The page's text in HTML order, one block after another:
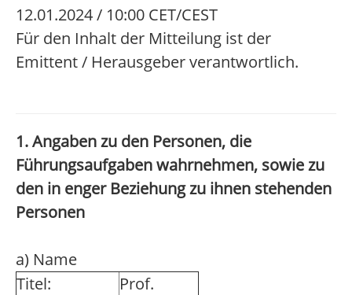
12.01.2024 / 10:00 CET/CEST
Für den Inhalt der Mitteilung ist der
Emittent / Herausgeber verantwortlich.
1. Angaben zu den Personen, die
Führungsaufgaben wahrnehmen, sowie zu
den in enger Beziehung zu ihnen stehenden
Personen
a) Name
Titel:
Prof.